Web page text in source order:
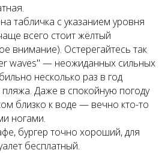
табличка с указанием уровня
всего стоит жёлтый
внимание). Остерегайтесь так
waves" — неожиданных сильных
несколько раз в год
Даже в спокойную погоду
близко к воде — вечно кто-то
ногами.
бургер точно хороший, для
бесплатный.